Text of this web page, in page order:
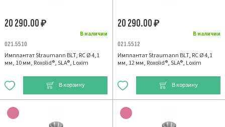
В наличии
20 290.00₽
021.5510
Имплантат Straumann BLT, RC Ø 4,1
мм, 10 мм, Roxolid®, SLA®, Loxim
В корзину
В наличии
20 290.00₽
021.5512
Имплантат Straumann BLT, RC Ø 4,1
мм, 12 мм, Roxolid®, SLA®, Loxim
В корзину